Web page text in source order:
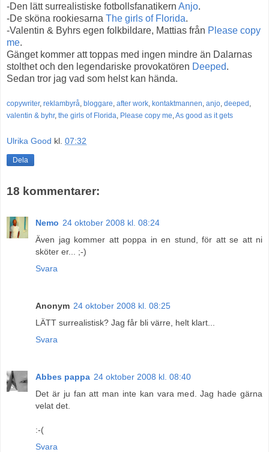
-Den lätt surrealistiske fotbollsfanatikern Anjo.
-De sköna rookiesarna The girls of Florida.
-Valentin & Byhrs egen folkbildare, Mattias från Please copy
me.
Gänget kommer att toppas med ingen mindre än Dalarnas
stolthet och den legendariske provokatören Deeped.
Sedan tror jag vad som helst kan hända.
copywriter, reklambyrå, bloggare, after work, kontaktmannen, anjo, deeped ,
valentin & byhr, the girls of Florida, Please copy me,As good as it gets
Ulrika Good kl. 07:32
Dela
18 kommentarer:
Nemo 24 oktober 2008 kl. 08:24
Även jag kommer att poppa in en stund, för att se att ni
sköter er... ;-)
Svara
Anonym 24 oktober 2008 kl. 08:25
LÄTT surrealistisk? Jag får bli värre, helt klart...
Svara
Abbes pappa 24 oktober 2008 kl. 08:40
Det är ju fan att man inte kan vara med. Jag hade gärna
velat det.
:-(
Svara